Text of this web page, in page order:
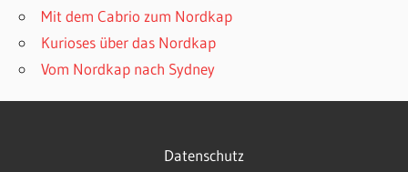
Mit dem Cabrio zum Nordkap
Kurioses über das Nordkap
Vom Nordkap nach Sydney
Datenschutz